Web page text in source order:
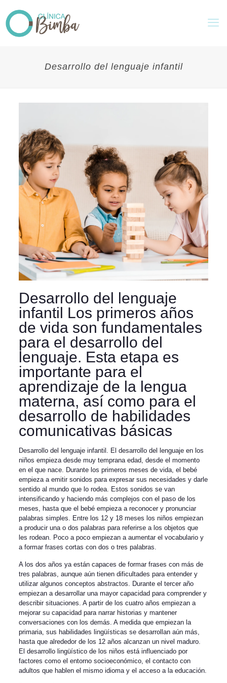
Desarrollo del lenguaje infantil
Desarrollo del lenguaje
infantil Los primeros años
de vida son fundamentales
para el desarrollo del
lenguaje. Esta etapa es
importante para el
aprendizaje de la lengua
materna, así como para el
desarrollo de habilidades
comunicativas básicas
Desarrollo del lenguaje infantil. El desarrollo del lenguaje en los
niños empieza desde muy temprana edad, desde el momento
en el que nace. Durante los primeros meses de vida, el bebé
empieza a emitir sonidos para expresar sus necesidades y darle
sentido al mundo que lo rodea. Estos sonidos se van
intensificando y haciendo más complejos con el paso de los
meses, hasta que el bebé empieza a reconocer y pronunciar
palabras simples. Entre los 12 y 18 meses los niños empiezan
a producir una o dos palabras para referirse a los objetos que
les rodean. Poco a poco empiezan a aumentar el vocabulario y
a formar frases cortas con dos o tres palabras.
A los dos años ya están capaces de formar frases con más de
tres palabras, aunque aún tienen dificultades para entender y
utilizar algunos conceptos abstractos. Durante el tercer año
empiezan a desarrollar una mayor capacidad para comprender y
describir situaciones. A partir de los cuatro años empiezan a
mejorar su capacidad para narrar historias y mantener
conversaciones con los demás. A medida que empiezan la
primaria, sus habilidades lingüísticas se desarrollan aún más,
hasta que alrededor de los 12 años alcanzan un nivel maduro.
El desarrollo lingüístico de los niños está influenciado por
factores como el entorno socioeconómico, el contacto con
adultos que hablen el mismo idioma y el acceso a la educación.